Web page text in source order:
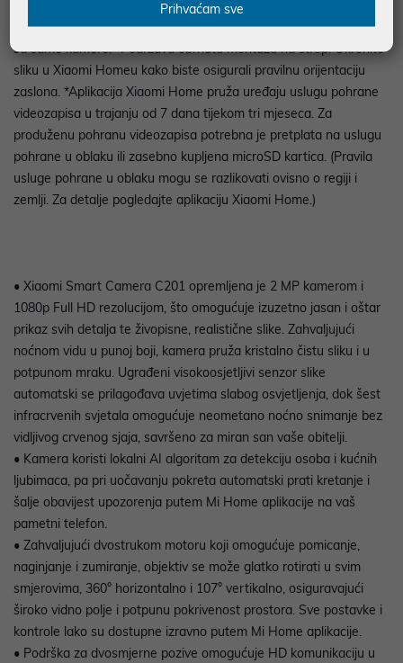
samo za mačke i pse. *Dvosmjerni glasovni pozivi mogu se
pokrenuti putem Xiaomi Home aplikacije. Ne mogu se pokrenuti
sa same kamere. *Podržava obrnutu montažu na strop. Okrenite
sliku u Xiaomi Homeu kako biste osigurali pravilnu orijentaciju
zaslona. *Aplikacija Xiaomi Home pruža uređaju uslugu pohrane
videozapisa u trajanju od 7 dana tijekom tri mjeseca. Za
produženu pohranu videozapisa potrebna je pretplata na uslugu
pohrane u oblaku ili zasebno kupljena microSD kartica. (Pravila
usluge pohrane u oblaku mogu se razlikovati ovisno o regiji i
zemlji. Za detalje pogledajte aplikaciju Xiaomi Home.)
• Xiaomi Smart Camera C201 opremljena je 2 MP kamerom i
1080p Full HD rezolucijom, što omogućuje izuzetno jasan i oštar
prikaz svih detalja te živopisne, realistične slike. Zahvaljujući
noćnom vidu u punoj boji, kamera pruža kristalno čistu sliku i u
potpunom mraku. Ugrađeni visokoosjetljivi senzor slike
automatski se prilagođava uvjetima slabog osvjetljenja, dok šest
infracrvenih svjetala omogućuje neometano noćno snimanje bez
vidljivog crvenog sjaja, savršeno za miran san vaše obitelji.
• Kamera koristi lokalni AI algoritam za detekciju osoba i kućnih
ljubimaca, pa pri uočavanju pokreta automatski prati kretanje i
šalje obavijest upozorenja putem Mi Home aplikacije na vaš
pametni telefon.
• Zahvaljujući dvostrukom motoru koji omogućuje pomicanje,
naginjanje i zumiranje, objektiv se može glatko rotirati u svim
smjerovima, 360° horizontalno i 107° vertikalno, osiguravajući
široko vidno polje i potpunu pokrivenost prostora. Sve postavke i
kontrole lako su dostupne izravno putem Mi Home aplikacije.
• Podrška za dvosmjerne pozive omogućuje HD komunikaciju u
Prihvaćam sve